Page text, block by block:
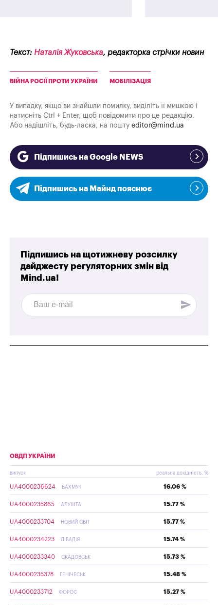
Текст: Наталія Жуковська, редакторка стрічки новин
ВІЙНА РОСІЇ ПРОТИ УКРАЇНИ МОБІЛІЗАЦІЯ
У випадку, якщо ви знайшли помилку, виділіть її мишкою і
натисніть Ctrl + Enter, щоб повідомити про це редакцію.
Або надішліть, будь-ласка, на пошту editor@mind.ua
Підпишись на Google NEWS
Підпишись на Майнд пояснює
Підпишись на щотижневу розсилку
дайджесту регуляторних змін від
Mind.ua!
ОВДП УКРАЇНИ
випуск реальна дохідність, %
UA4000236624 БАХМУТ 16.06 %
UA4000235865 АЛУШТА 15.77 %
UA4000233704 НОВИЙ СВІТ 15.77 %
UA4000234223 ЛІВАДІЯ 15.74 %
UA4000233340 СКАДОВСЬК 15.73 %
UA4000235378 ГЕНІЧЕСЬК 15.48 %
UA4000233712 ФОРОС 15.27 %